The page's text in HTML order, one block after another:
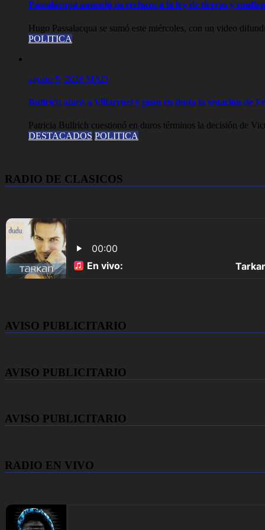
Passalacqua anunció su rechazo a la ley de tierras y
Hugo Passalacqua se sumó este miércoles, con un video
POLITICA
agosto 5, 2026 MAD
Bullrich atacó a Villarruel y puso en duda la votación de
Patricia Bullrich cuestionó en duros términos la decisión de
DESTACADOS POLITICA
RADIO DE CLASICOS
AVISO PUBLICITARIO
AVISO PUBLICITARIO
AVISO PUBLICITARIO
RADIO EN VIVO